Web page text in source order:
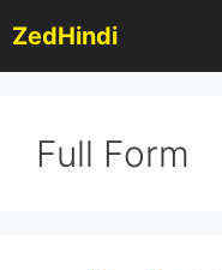
to
content
ZedHindi
Full Form